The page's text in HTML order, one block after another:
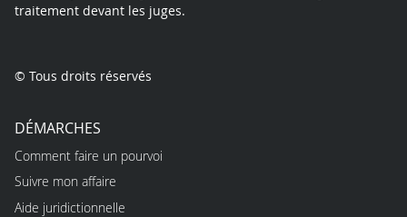
traitement devant les juges.
© Tous droits réservés
DÉMARCHES
Comment faire un pourvoi
Suivre mon affaire
Aide juridictionnelle